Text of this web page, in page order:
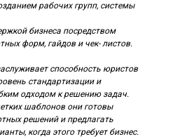
рабочих групп, системы
бизнеса пос­редст­­вом
форм, гайдов и чек- листов.
способность юристов
стандартизации и
одходом к решению задач.
шаблонов они готовы
решений и предлагать
когда этого требует бизнес.